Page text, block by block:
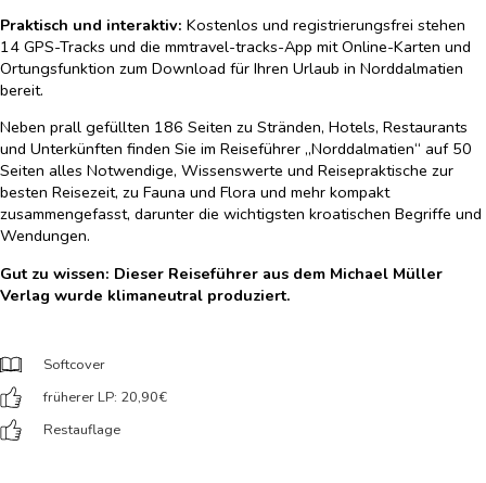
Praktisch und interaktiv: Kostenlos und registrierungsfrei stehen
14 GPS-Tracks und die mmtravel-tracks-App mit Online-Karten und
Ortungsfunktion zum Download für Ihren Urlaub in Norddalmatien
bereit.
Neben prall gefüllten 186 Seiten zu Stränden, Hotels, Restaurants
und Unterkünften finden Sie im Reiseführer „Norddalmatien“ auf 50
Seiten alles Notwendige, Wissenswerte und Reisepraktische zur
besten Reisezeit, zu Fauna und Flora und mehr kompakt
zusammengefasst, darunter die wichtigsten kroatischen Begriffe und
Wendungen.
Gut zu wissen: Dieser Reiseführer aus dem Michael Müller
Verlag wurde klimaneutral produziert.
Softcover
früherer LP: 20,90€
Restauflage